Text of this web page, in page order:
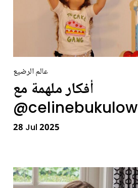
عالم الرضيع
أفكار ملهمة مع
celinebukulow@
28 Jul 2025